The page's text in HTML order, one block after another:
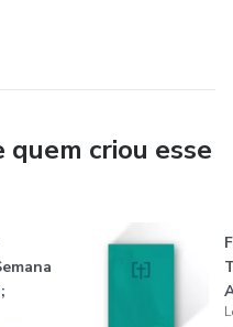
criou esse